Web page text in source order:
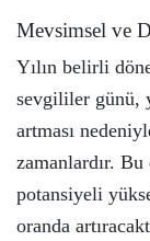
Mevsimsel ve
Yılın belirli
sevgililer günü,
artması
zamanlardır.
potansiyeli
oranda